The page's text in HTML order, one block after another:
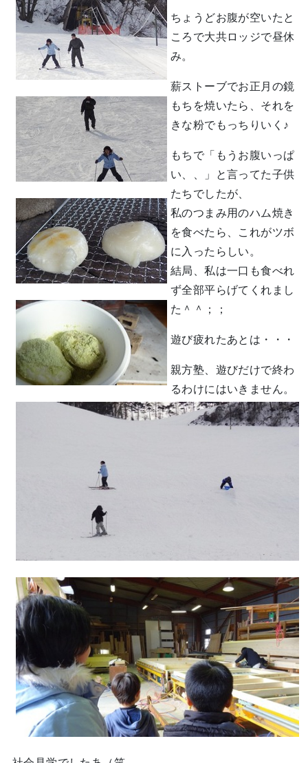
ちょうどお腹が空いたと
ころで大共ロッジで昼休
み。
薪ストーブでお正月の鏡
もちを焼いたら、それを
きな粉でもっちりいく♪
もちで「もうお腹いっぱ
い、、」と言ってた子供
たちでしたが、
私のつまみ用のハム焼き
を食べたら、これがツボ
に入ったらしい。
結局、私は一口も食べれ
ず全部平らげてくれまし
た＾＾；；
遊び疲れたあとは・・・
親方塾、遊びだけで終わ
るわけにはいきません。